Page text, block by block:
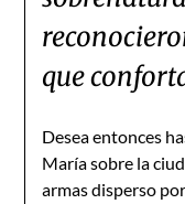
que
Desea entonces
María sobre la
armas disperso